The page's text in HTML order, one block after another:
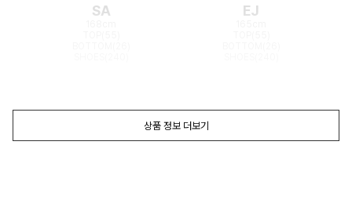
SA EJ
상품 정보 더보기